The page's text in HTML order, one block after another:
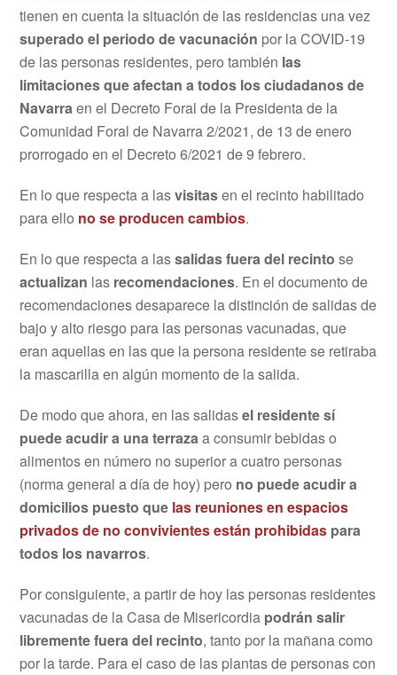
tienen en cuenta la situación de las residencias una vez
superado el periodo de vacunación por la COVID-19
de las personas residentes, pero también las
limitaciones que afectan a todos los ciudadanos de
Navarraen el Decreto Foral de la Presidenta de la
Comunidad Foral de Navarra 2/2021, de 13 de enero
prorrogado en el Decreto 6/2021 de 9 febrero.
En lo que respecta a lasvisitasen el recinto habilitado
para ello no se producen cambios.
En lo que respecta a lassalidas fuera del recinto se
actualizan las recomendaciones. En el documento de
recomendaciones desaparece la distinción de salidas de
bajo y alto riesgo para las personas vacunadas, que
eran aquellas en las que la persona residente se retiraba
la mascarilla en algún momento de la salida.
De modo que ahora, en las salidasel residente sí
puede acudir a una terrazaa consumir bebidas o
alimentos en número no superior a cuatro personas
(norma general a día de hoy) pero no puede acudir a
domicilios puesto que las reuniones en espacios
privados de no convivientes están prohibidas para
todos los navarros.
Por consiguiente, a partir de hoy las personas residentes
vacunadas de la Casa de Misericordia podrán salir
libremente fuera del recinto, tanto por la mañana como
por la tarde. Para el caso de las plantas de personas con